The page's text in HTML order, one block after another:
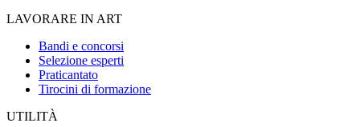
LAVORARE IN ART
Bandi e concorsi
Selezione esperti
Praticantato
Tirocini di formazione
UTILITÀ